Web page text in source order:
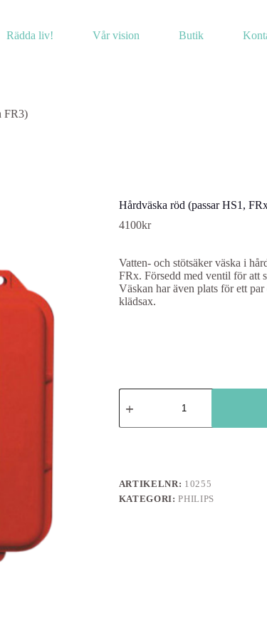
Rädda liv! Vår vision Butik
FR3)
Hårdväska röd (passar HS1,
4100kr
Vatten- och stötsäker väska i
FRx. Försedd med ventil för att
Väskan har även plats för ett
klädsax.
Hårdväska
röd
HS1,
mängd
ARTIKELNR: 10255
KATEGORI:PHILIPS